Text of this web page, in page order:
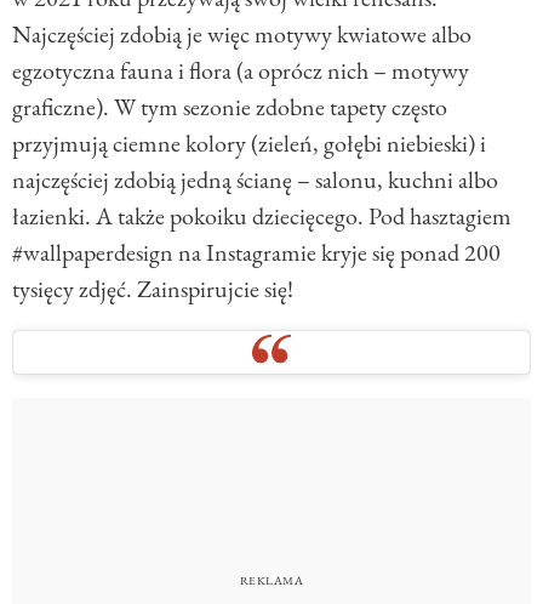
Najczęściej zdobią je więc motywy kwiatowe albo
egzotyczna fauna i flora (a oprócz nich – motywy
graficzne). W tym sezonie zdobne tapety często
przyjmują ciemne kolory (zieleń, gołębi niebieski) i
najczęściej zdobią jedną ścianę – salonu, kuchni albo
łazienki. A także pokoiku dziecięcego. Pod hasztagiem
#wallpaperdesign na Instagramie kryje się ponad 200
tysięcy zdjęć. Zainspirujcie się!